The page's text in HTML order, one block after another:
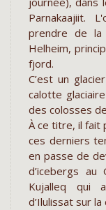
Parnakaajiit.
prendre de la
Helheim,
fjord.
C’est un
calotte
des colosses
À ce titre, il fait
ces derniers
en passe de
d’icebergs au
Kujalleq qui
d’Ilulissat sur